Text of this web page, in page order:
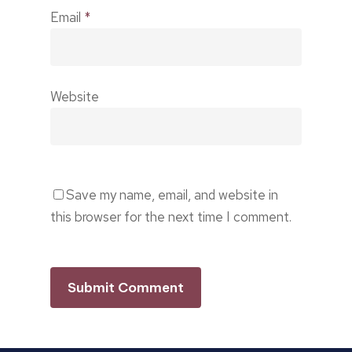
Email *
Website
Save my name, email, and website in
this browser for the next time I comment.